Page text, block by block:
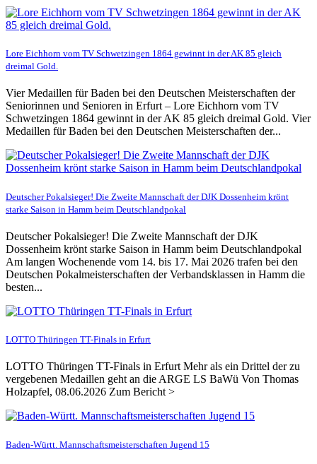
Lore Eichhorn vom TV Schwetzingen 1864 gewinnt in der AK 85 gleich
dreimal Gold.
Vier Medaillen für Baden bei den Deutschen Meisterschaften der
Seniorinnen und Senioren in Erfurt – Lore Eichhorn vom TV
Schwetzingen 1864 gewinnt in der AK 85 gleich dreimal Gold. Vier
Medaillen für Baden bei den Deutschen Meisterschaften der...
Deutscher Pokalsieger! Die Zweite Mannschaft der DJK Dossenheim krönt
starke Saison in Hamm beim Deutschlandpokal
Deutscher Pokalsieger! Die Zweite Mannschaft der DJK
Dossenheim krönt starke Saison in Hamm beim Deutschlandpokal
Am langen Wochenende vom 14. bis 17. Mai 2026 trafen bei den
Deutschen Pokalmeisterschaften der Verbandsklassen in Hamm die
besten...
LOTTO Thüringen TT-Finals in Erfurt
LOTTO Thüringen TT-Finals in Erfurt Mehr als ein Drittel der zu
vergebenen Medaillen geht an die ARGE LS BaWü Von Thomas
Holzapfel, 08.06.2026 Zum Bericht >
Baden-Württ. Mannschaftsmeisterschaften Jugend 15